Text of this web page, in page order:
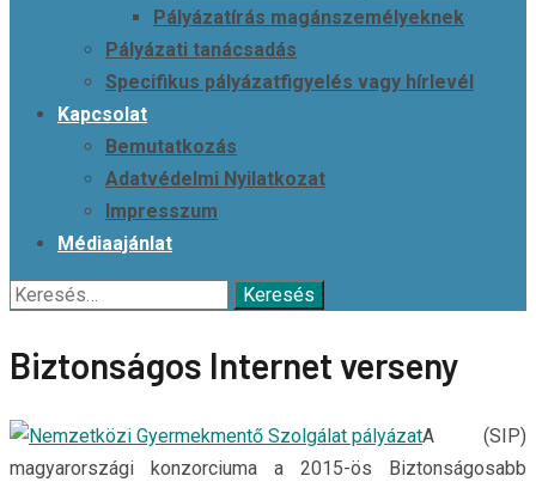
Pályázatírás magánszemélyeknek
Pályázati tanácsadás
Specifikus pályázatfigyelés vagy hírlevél
Kapcsolat
Bemutatkozás
Adatvédelmi Nyilatkozat
Impresszum
Médiaajánlat
Keresés:
Biztonságos Internet verseny
A (SIP)
magyarországi konzorciuma a 2015-ös Biztonságosabb